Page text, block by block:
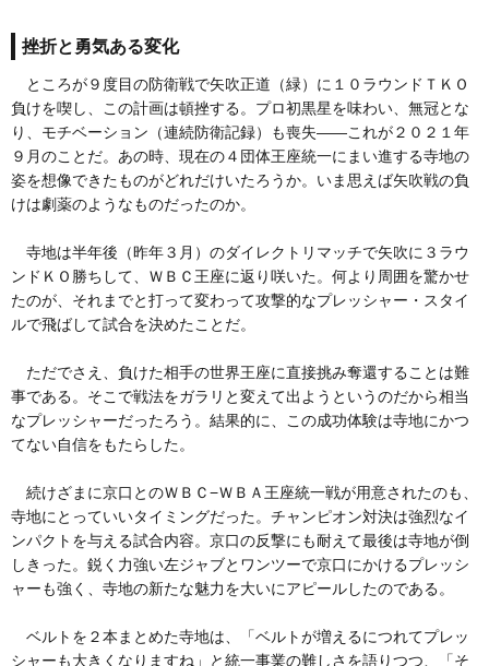
挫折と勇気ある変化
ところが９度目の防衛戦で矢吹正道（緑）に１０ラウンドＴＫＯ
負けを喫し、この計画は頓挫する。プロ初黒星を味わい、無冠とな
り、モチベーション（連続防衛記録）も喪失——これが２０２１年
９月のことだ。あの時、現在の４団体王座統一にまい進する寺地の
姿を想像できたものがどれだけいたろうか。いま思えば矢吹戦の負
けは劇薬のようなものだったのか。
寺地は半年後（昨年３月）のダイレクトリマッチで矢吹に３ラウ
ンドＫＯ勝ちして、ＷＢＣ王座に返り咲いた。何より周囲を驚かせ
たのが、それまでと打って変わって攻撃的なプレッシャー・スタイ
ルで飛ばして試合を決めたことだ。
ただでさえ、負けた相手の世界王座に直接挑み奪還することは難
事である。そこで戦法をガラリと変えて出ようというのだから相当
なプレッシャーだったろう。結果的に、この成功体験は寺地にかつ
てない自信をもたらした。
続けざまに京口とのＷＢＣ−ＷＢＡ王座統一戦が用意されたのも、
寺地にとっていいタイミングだった。チャンピオン対決は強烈なイ
ンパクトを与える試合内容。京口の反撃にも耐えて最後は寺地が倒
しきった。鋭く力強い左ジャブとワンツーで京口にかけるプレッシ
ャーも強く、寺地の新たな魅力を大いにアピールしたのである。
ベルトを２本まとめた寺地は、「ベルトが増えるにつれてプレッ
シャーも大きくなりますね」と統一事業の難しさを語りつつ、「そ